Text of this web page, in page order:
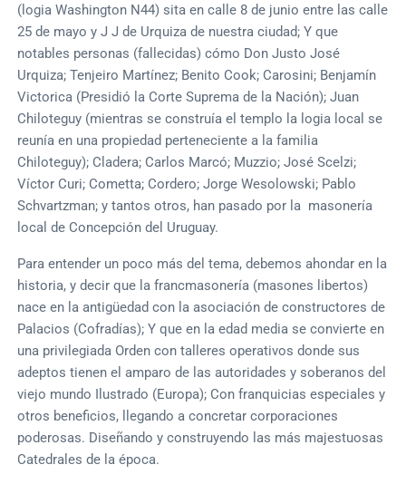
(logia Washington N44) sita en calle 8 de junio entre las calle
25 de mayo y J J de Urquiza de nuestra ciudad; Y que
notables personas (fallecidas) cómo Don Justo José
Urquiza; Tenjeiro Martínez; Benito Cook; Carosini; Benjamín
Victorica (Presidió la Corte Suprema de la Nación); Juan
Chiloteguy (mientras se construía el templo la logia local se
reunía en una propiedad perteneciente a la familia
Chiloteguy); Cladera; Carlos Marcó; Muzzio; José Scelzi;
Víctor Curi; Cometta; Cordero; Jorge Wesolowski; Pablo
Schvartzman; y tantos otros, han pasado por la masonería
local de Concepción del Uruguay.
Para entender un poco más del tema, debemos ahondar en la
historia, y decir que la francmasonería (masones libertos)
nace en la antigüedad con la asociación de constructores de
Palacios (Cofradías); Y que en la edad media se convierte en
una privilegiada Orden con talleres operativos donde sus
adeptos tienen el amparo de las autoridades y soberanos del
viejo mundo Ilustrado (Europa); Con franquicias especiales y
otros beneficios, llegando a concretar corporaciones
poderosas. Diseñando y construyendo las más majestuosas
Catedrales de la época.